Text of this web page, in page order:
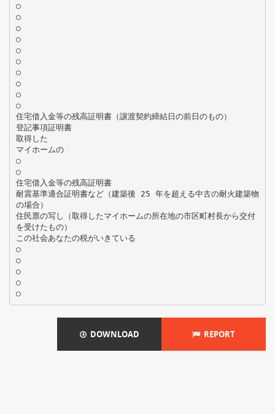
○
○
○
○
○
○
○
○
○
○
住宅借入金等の残高証明書（譲渡契約締結日の前日のもの）
登記事項証明書
取得した
マイホームの
○
○
住宅借入金等の残高証明書
耐震基準適合証明書など（建築後 25 年を超える中古の耐火建築物
の場合）
住民票の写し（取得したマイホームの所在地の市区町村長から交付
を受けたもの）
この社会あなたの税がいきている
○
○
○
○
○
DOWNLOAD REPORT